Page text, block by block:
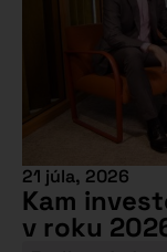
21 júla, 2026
Kam
v roku